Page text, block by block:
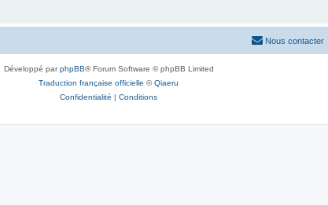
Nous contacter
Développé parphpBB® Forum Software © phpBB Limited
Traduction française officielle ©Qiaeru
Confidentialité | Conditions